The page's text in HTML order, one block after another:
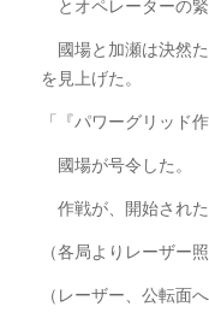
とオペレーターの緊
國場と加瀬は決然
を見上げた。
「『パワーグリッド
國場が号令した。
作戦が、開始された
（各局よりレーザー
（レーザー、公転面